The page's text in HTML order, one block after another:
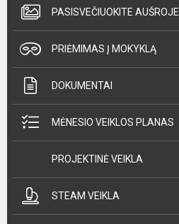
PASISVEČIUOKITE AUŠROJE
PRIĖMIMAS Į MOKYKLĄ
DOKUMENTAI
MĖNESIO VEIKLOS PLANAS
PROJEKTINĖ VEIKLA
STEAM VEIKLA